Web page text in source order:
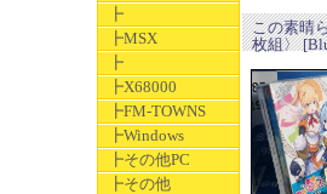
┣
┣MSX
┣
┣X68000
┣FM-TOWNS
┣Windows
┣その他PC
┣その他
この素晴
枚組〉